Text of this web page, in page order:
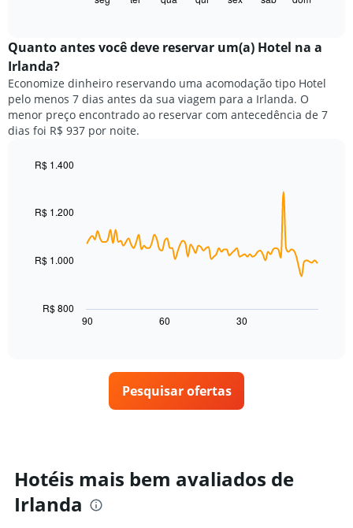
O
gráfico
tem
1
eixo
Y
exibindo
preço
um
exibe
preço
médio
de
um
quarto
cada
semana
tem
exibindo
o
preço
médio
Quanto antes você deve reservar um(a) Hotel na a
Irlanda?
Economize dinheiro reservando uma acomodação tipo Hotel
pelo menos 7 dias antes da sua viagem para a Irlanda. O
menor preço encontrado ao reservar com antecedência de 7
dias foi R$ 937 por noite.
with
90
acordo
com
a
aproximação
90 60 30
R$ 800
R$ 1.000
R$ 1.200
R$ 1.400
Pesquisar ofertas
Hotéis mais bem avaliados de
Irlanda